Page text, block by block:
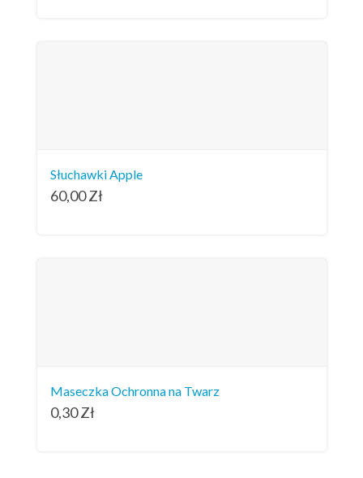
Słuchawki Apple
60,00Zł
Maseczka Ochronna na Twarz
0,30Zł